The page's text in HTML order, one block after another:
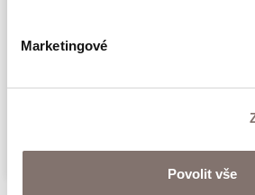
Marketingové
Povolit vše
Vlasta